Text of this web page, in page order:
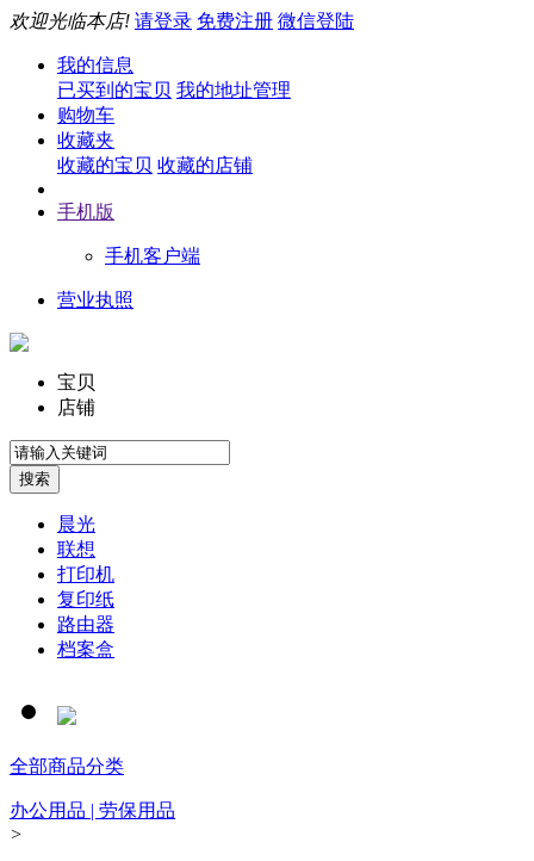
欢迎光临本店! 请登录 免费注册 微信登陆
我的信息
已买到的宝贝 我的地址管理
购物车
收藏夹
收藏的宝贝 收藏的店铺
手机版
手机客户端
营业执照
宝贝
店铺
晨光
联想
打印机
复印纸
路由器
档案盒
全部商品分类
办公用品 | 劳保用品
>